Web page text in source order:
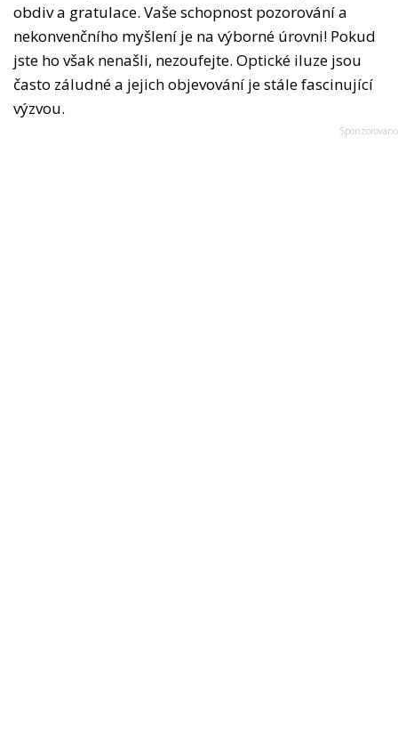
obdiv a gratulace. Vaše schopnost pozorování a
nekonvenčního myšlení je na výborné úrovni! Pokud
jste ho však nenašli, nezoufejte. Optické iluze jsou
často záludné a jejich objevování je stále fascinující
výzvou.